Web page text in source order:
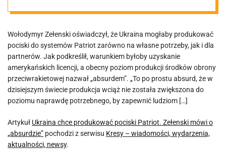
o „absurdzie”
Wołodymyr Zełenski oświadczył, że Ukraina mogłaby produkować
pociski do systemów Patriot zarówno na własne potrzeby, jak i dla
partnerów. Jak podkreślił, warunkiem byłoby uzyskanie
amerykańskich licencji, a obecny poziom produkcji środków obrony
przeciwrakietowej nazwał „absurdem”. „To po prostu absurd, że w
dzisiejszym świecie produkcja wciąż nie została zwiększona do
poziomu naprawdę potrzebnego, by zapewnić ludziom […]
Artykuł Ukraina chce produkować pociski Patriot. Zełenski mówi o
„absurdzie” pochodzi z serwisu Kresy – wiadomości, wydarzenia,
aktualności, newsy.